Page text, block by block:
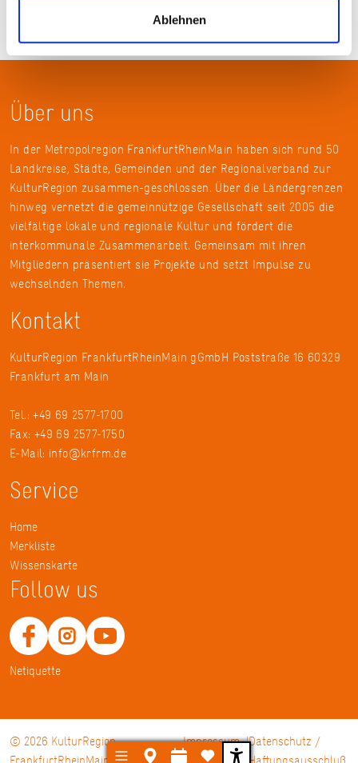
Ablehnen
Über uns
In der Metropolregion FrankfurtRheinMain haben sich rund 50
Landkreise, Städte, Gemeinden und der Regionalverband zur
KulturRegion zusammen-geschlossen. Über die Ländergrenzen
hinweg vernetzt die gemeinnützige Gesellschaft seit 2005 die
vielfältige lokale und regionale Kultur und fördert die
interkommunale Zusammenarbeit. Gemeinsam mit ihren
Mitgliedern präsentiert sie Projekte und setzt Impulse zu
wechselnden Themen.
Kontakt
KulturRegion FrankfurtRheinMain gGmbH Poststraße 16 60329
Frankfurt am Main
Tel.: +49 69 2577-1700
Fax: +49 69 2577-1750
E-Mail: info@krfrm.de
Service
Home
Merkliste
Wissenskarte
Follow us
Netiquette
© 2026 KulturRegion
Impressum Datenschutz /